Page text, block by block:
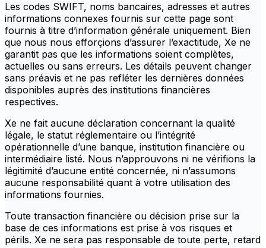
Les codes SWIFT, noms bancaires, adresses et autres
informations connexes fournis sur cette page sont
fournis à titre d’information générale uniquement. Bien
que nous nous efforçions d’assurer l’exactitude, Xe ne
garantit pas que les informations soient complètes,
actuelles ou sans erreurs. Les détails peuvent changer
sans préavis et ne pas refléter les dernières données
disponibles auprès des institutions financières
respectives.
Xe ne fait aucune déclaration concernant la qualité
légale, le statut réglementaire ou l’intégrité
opérationnelle d’une banque, institution financière ou
intermédiaire listé. Nous n’approuvons ni ne vérifions la
légitimité d’aucune entité concernée, ni n’assumons
aucune responsabilité quant à votre utilisation des
informations fournies.
Toute transaction financière ou décision prise sur la
base de ces informations est prise à vos risques et
périls. Xe ne sera pas responsable de toute perte, retard